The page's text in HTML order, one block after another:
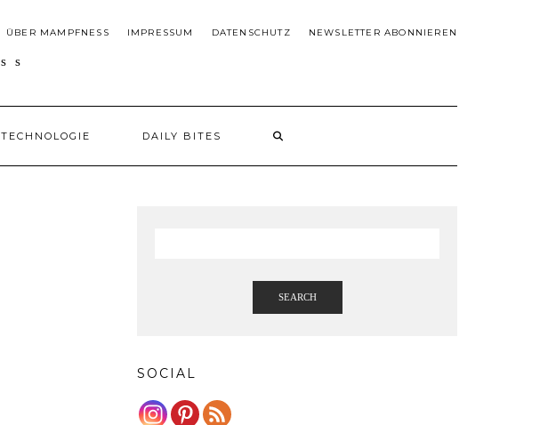
ÜBER MAMPFNESS IMPRESSUM DATENSCHUTZ NEWSLETTER ABONNIEREN
TECHNOLOGIE DAILY BITES
SEARCH
SOCIAL